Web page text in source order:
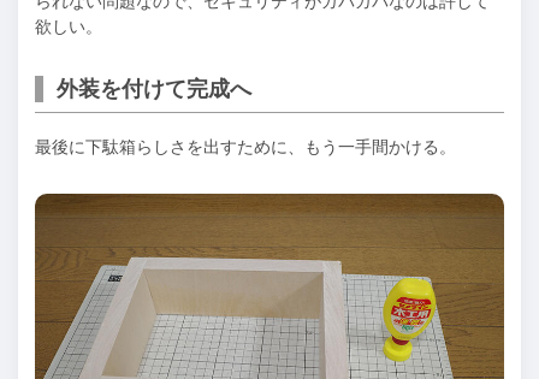
欲しい。
外装を付けて完成へ
最後に下駄箱らしさを出すために、もう⼀⼿間かける。